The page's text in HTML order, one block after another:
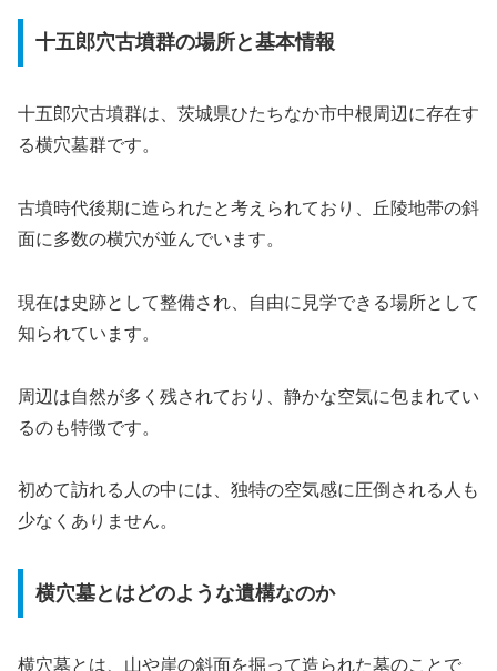
十五郎穴古墳群の場所と基本情報
十五郎穴古墳群は、茨城県ひたちなか市中根周辺に存在す
る横穴墓群です。
古墳時代後期に造られたと考えられており、丘陵地帯の斜
面に多数の横穴が並んでいます。
現在は史跡として整備され、自由に見学できる場所として
知られています。
周辺は自然が多く残されており、静かな空気に包まれてい
るのも特徴です。
初めて訪れる人の中には、独特の空気感に圧倒される人も
少なくありません。
横穴墓とはどのような遺構なのか
横穴墓とは、山や崖の斜面を掘って造られた墓のことで